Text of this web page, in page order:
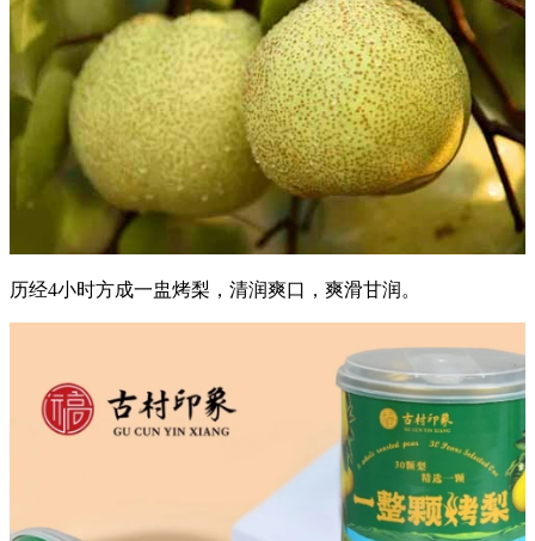
历经4小时方成一盅烤梨，清润爽口，爽滑甘润。